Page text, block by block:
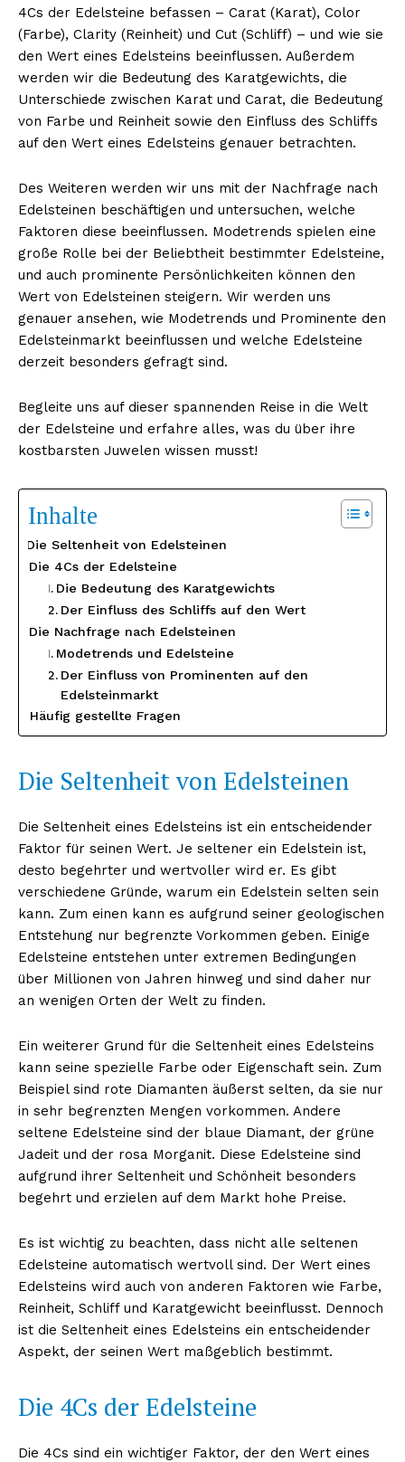
4Cs der Edelsteine befassen – Carat (Karat), Color
(Farbe), Clarity (Reinheit) und Cut (Schliff) – und wie sie
den Wert eines Edelsteins beeinflussen. Außerdem
werden wir die Bedeutung des Karatgewichts, die
Unterschiede zwischen Karat und Carat, die Bedeutung
von Farbe und Reinheit sowie den Einfluss des Schliffs
auf den Wert eines Edelsteins genauer betrachten.
Des Weiteren werden wir uns mit der Nachfrage nach
Edelsteinen beschäftigen und untersuchen, welche
Faktoren diese beeinflussen. Modetrends spielen eine
große Rolle bei der Beliebtheit bestimmter Edelsteine,
und auch prominente Persönlichkeiten können den
Wert von Edelsteinen steigern. Wir werden uns
genauer ansehen, wie Modetrends und Prominente den
Edelsteinmarkt beeinflussen und welche Edelsteine
derzeit besonders gefragt sind.
Begleite uns auf dieser spannenden Reise in die Welt
der Edelsteine und erfahre alles, was du über ihre
kostbarsten Juwelen wissen musst!
Inhalte
Die Seltenheit von Edelsteinen
Die 4Cs der Edelsteine
Die Bedeutung des Karatgewichts
Der Einfluss des Schliffs auf den Wert
Die Nachfrage nach Edelsteinen
Modetrends und Edelsteine
Der Einfluss von Prominenten auf den
Edelsteinmarkt
Häufig gestellte Fragen
Die Seltenheit von Edelsteinen
Die Seltenheit eines Edelsteins ist ein entscheidender
Faktor für seinen Wert. Je seltener ein Edelstein ist,
desto begehrter und wertvoller wird er. Es gibt
verschiedene Gründe, warum ein Edelstein selten sein
kann. Zum einen kann es aufgrund seiner geologischen
Entstehung nur begrenzte Vorkommen geben. Einige
Edelsteine entstehen unter extremen Bedingungen
über Millionen von Jahren hinweg und sind daher nur
an wenigen Orten der Welt zu finden.
Ein weiterer Grund für die Seltenheit eines Edelsteins
kann seine spezielle Farbe oder Eigenschaft sein. Zum
Beispiel sind rote Diamanten äußerst selten, da sie nur
in sehr begrenzten Mengen vorkommen. Andere
seltene Edelsteine sind der blaue Diamant, der grüne
Jadeit und der rosa Morganit. Diese Edelsteine sind
aufgrund ihrer Seltenheit und Schönheit besonders
begehrt und erzielen auf dem Markt hohe Preise.
Es ist wichtig zu beachten, dass nicht alle seltenen
Edelsteine automatisch wertvoll sind. Der Wert eines
Edelsteins wird auch von anderen Faktoren wie Farbe,
Reinheit, Schliff und Karatgewicht beeinflusst. Dennoch
ist die Seltenheit eines Edelsteins ein entscheidender
Aspekt, der seinen Wert maßgeblich bestimmt.
Die 4Cs der Edelsteine
Die 4Cs sind ein wichtiger Faktor, der den Wert eines